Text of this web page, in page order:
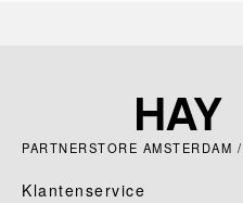
PARTNERSTORE AMSTERDAM
Klantenservice